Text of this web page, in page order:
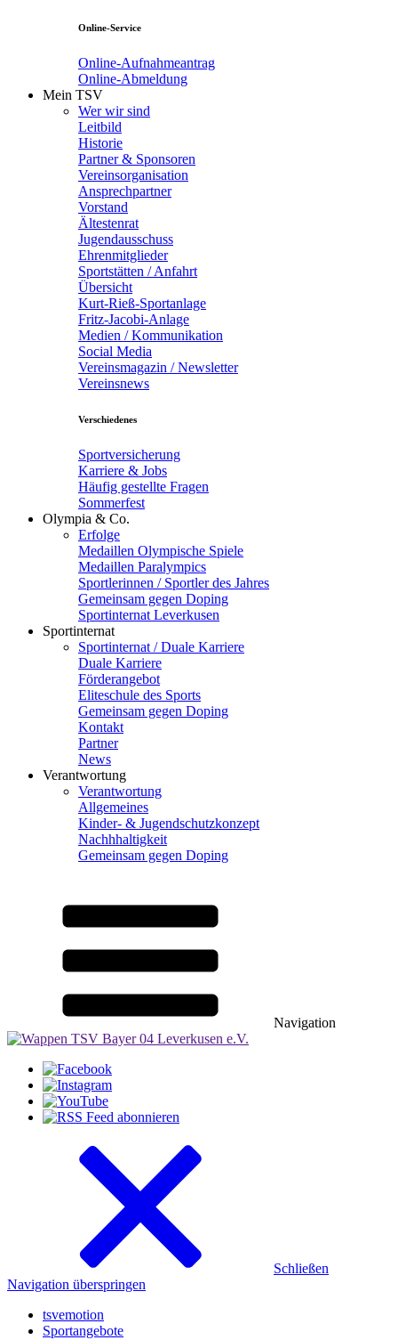
Online-Service
Online-Aufnahmeantrag
Online-Abmeldung
Mein TSV
Wer wir sind
Leitbild
Historie
Partner & Sponsoren
Vereinsorganisation
Ansprechpartner
Vorstand
Ältestenrat
Jugendausschuss
Ehrenmitglieder
Sportstätten / Anfahrt
Übersicht
Kurt-Rieß-Sportanlage
Fritz-Jacobi-Anlage
Medien / Kommunikation
Social Media
Vereinsmagazin / Newsletter
Vereinsnews
Verschiedenes
Sportversicherung
Karriere & Jobs
Häufig gestellte Fragen
Sommerfest
Olympia & Co.
Erfolge
Medaillen Olympische Spiele
Medaillen Paralympics
Sportlerinnen / Sportler des Jahres
Gemeinsam gegen Doping
Sportinternat Leverkusen
Sportinternat
Sportinternat / Duale Karriere
Duale Karriere
Förderangebot
Eliteschule des Sports
Gemeinsam gegen Doping
Kontakt
Partner
News
Verantwortung
Verantwortung
Allgemeines
Kinder- & Jugendschutzkonzept
Nachhhaltigkeit
Gemeinsam gegen Doping
Navigation
Schließen
Navigation überspringen
tsvemotion
Sportangebote